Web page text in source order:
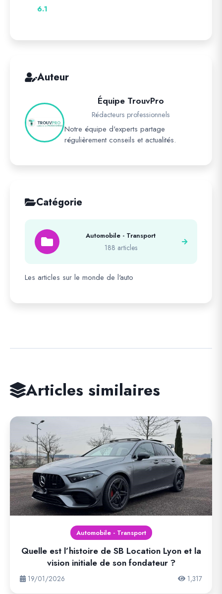
6.1
Auteur
Équipe TrouvPro
Rédacteurs professionnels
Notre équipe d'experts partage
régulièrement conseils et actualités.
Catégorie
Automobile - Transport
188 articles
Les articles sur le monde de l'auto
Articles similaires
Automobile - Transport
Quelle est l’histoire de SB Location Lyon et la
vision initiale de son fondateur ?
19/01/2026 1,317